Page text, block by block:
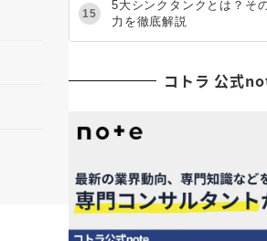
15
5大シンクタンクとは？そ
力を徹底解説
コトラ 公式